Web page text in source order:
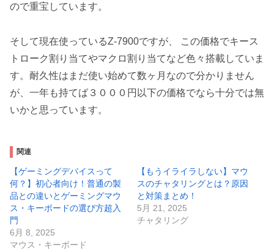
ので重宝しています。
そして現在使っているZ-7900ですが、 この価格でキース
トローク割り当てやマクロ割り当てなど色々搭載していま
す。耐久性はまだ使い始めて数ヶ月なので分かりません
が、一年も持てば３０００円以下の価格でなら十分では無
いかと思っています。
関連
【ゲーミングデバイスって
何？】初心者向け！普通の製
品との違いとゲーミングマウ
ス・キーボードの選び方超入
門
6月 8, 2025
マウス・キーボード
【もうイライラしない】マウ
スのチャタリングとは？原因
と対策まとめ！
5月 21, 2025
チャタリング